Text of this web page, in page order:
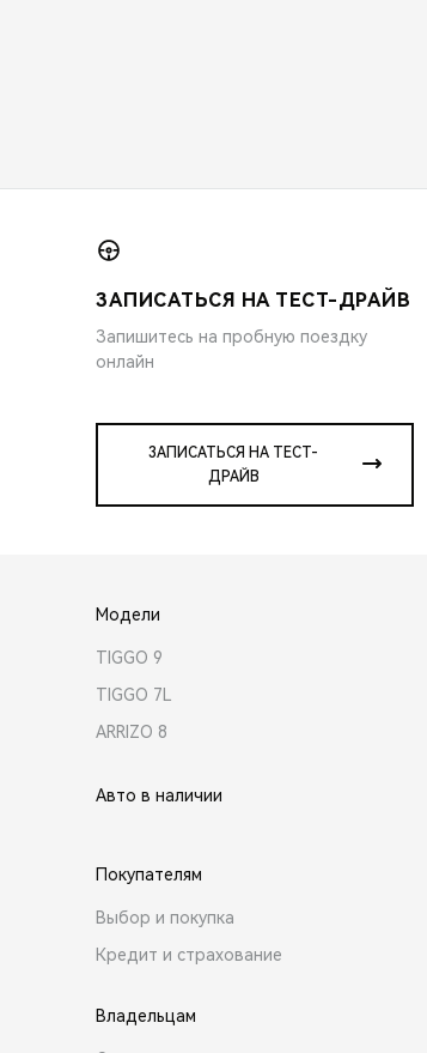
ЗАПИСАТЬСЯ НА ТЕСТ-ДРАЙВ
Запишитесь на пробную поездку
онлайн
ЗАПИСАТЬСЯ НА ТЕСТ-
ДРАЙВ
Модели
TIGGO 9
TIGGO 7L
ARRIZO 8
Авто в наличии
Покупателям
Выбор и покупка
Кредит и страхование
Владельцам